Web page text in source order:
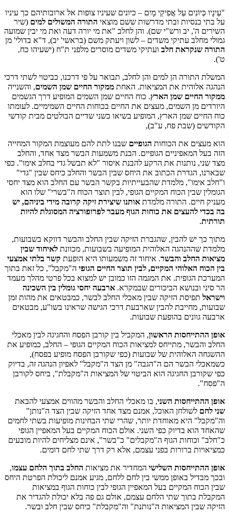
"עֵינָיו כְּיוֹנִים עַל אֲפִיקֵי מָיִם – כיונים שעיניו צופות אל ארובותיהם כך עיניו
על בתי כנסיות ובתי מדרשות ששם מוצאי התורה המשולים למים (שיר
השירים ה', יב ורש"י שם). והן לחלב "את מי יורה דעה ואת מי יבין שמועה
גמולי מחלב עתיקי משדים – לשון ויעתק משם (בראשי' יב), ד"א בדולי' מן
התורה שנקראת חלב ועתיקי משדים מוסרים מלפני ת"ח (ישעיהו כח,
ט').
המשלת התורה הן למים והן לחלב, תבואר על פי דרכנו, כביטוי לשתי דרכי
הנהגה אלוהית את המציאות. האחת ממקור החיים שמן השמים, והשנייה
ממקור החיים שמן הארץ. כוח החיים שמן השמים המופיע דרך הגשמים
היורדים מן השמים, מעצים את החיים בכוחות החיים השמימיים. לעומתו
כוח החיים שמן הארץ, המופיע בשיאו כשני שדיים הבולטים מבית קודשי
הקודשים (שבת פח, ע"ב),
הוא מעצים את הכוחות הגופיים שבנו לתת להם מעוצמת המקור המחייה
הזה בעל המאפיניים הגופיים. הבנת משמעות הבשר מצד אחד, והחלב
מצד שני, נותנות את הרקע להבנת איסור "לא תבשל גדי בחלב אימו". כפי
שבארנו, הגדרת הכתוב את היחס שבין הבשר והחלב כיחס שבין "גדי"
ו"חלב אימו", מלמדת שהבעייתיות בקשר הבשר עם החלב הוא מצד יחסי
הגומלין שבין הכוח המקיים הגופי, לבין תוצר הכוח ה"בשרי" שלו הוא
מעניק חיים. התורה מלמדת אותנו שיצירת זיקה קרובה מידי ביניהם, יש
בה בכדי להעצים את כוחות הגוף מעבר לפרופורציה המסוגלת להיות
תורתית.
מתוך כך יש להבין, שהגברת הזיקה שבין החלב והבשר דווקא בשבועות,
מלמדת שההנהגה האלוהית המופיעה בשבועות, מכוונת לאיחוד שבין
מציאות החלב והבשר. איחוד זה משמעותו היא הופעת קשר בלתי אמצעי
בין הכוח האלוהי המקיים, לבין תוצר החיים הגופי ה"מקבל", כל זאת בתוך
המערכת הגופית. את המגמה הזו כמובן יש למצוא בכל פרטי מהלך מעמד
הר סיני ובנושא הביכורים שבמקרא. ארבעה יחסי גומלין בין השכינה
וישראל תפיסת הזיקה שבין מאכלי החלב לבשר, כמבטאים את מהות זמן
שבועות, מחייבת להבין שארבעת דרכי הגישה שראינו בשו"ע, מבטאים
ארבעה גוונים בהופעת שבועות.
אופן ההתייחסות הראשון, המקביל בין קורבן הפסח והחגיגה לבין מאכלי
החלב והבשר, מתייחס למציאות הכוח המקיים הגופי – החלב, כמופיע את
ההשגחה האלוהית של שבועות (כפי שקורבן הפסח מופיע בפסח),
כשמאכלי הבשר הם ה"הגבה" מן הצד ה"מקבל" לאפיון הנהגה זה, בדיוק
כפי שקורבן החגיגה הוא הביטוי של המציאות ה"מקבלת", ביחס לקורבן
ה"פסח".
אופן ההתייחסות השני, בו מאכלי החלב והבשר מהווים אמצעי להבאת
שני לחם לשולחן האוכל, אמנם מצד אחד הזיקה שבין הצד ה"נותן"
וה"מקבל" היא מאוחדת יותר, שהרי שתי הבחינות מופיעות בשתי לחמים
שהאחד הוא בדיוק כפי השני. אולם הכוח המקיים בעל המאפיין הגופי
כ"חלב" וכוחות הגוף ה"מקבלים" כ"בשר", אינם מצליחים להיות מובעים
כמציאויות ברורות בפני עצמם, אלא רק דרך שתי לחם דומים.
אופן ההתייחסות השלישי המחדיר את מציאות החלב בתוך הלחם עצמו,
ובכך מבדיל באופן ממשי בין לחם ללחם, מגיע אמנם ליכולת הפרטת היחס
שבין הכוח המקיים בעל המאפיין הגופי לבין כוחות הגוף במציאות
המקבלת בתוך שתי הלחם עצמם, אולם גם פה בלא יכולת להגדיר את
הזיקה שבין המציאות ה"נותנת" וה"מקבלת" כיחס שבין חלב ובשר.